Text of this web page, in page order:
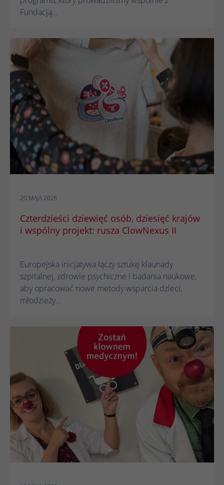
Fundacją…
20.MAJA 2026
Czterdzieści dziewięć osób, dziesięć krajów
i wspólny projekt: rusza ClowNexus II
Europejska inicjatywa łączy sztukę klaunady
szpitalnej, zdrowie psychiczne i badania naukowe,
aby opracować nowe metody wsparcia dzieci,
młodzieży…